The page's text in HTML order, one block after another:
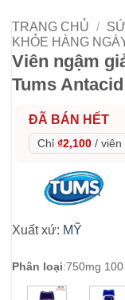
TRANG CHỦ /
KHỎE HÀNG
Viên ngậm
Tums
ĐÃ BÁN HẾT
Chỉ ₫2,100 / viên
Xuất xứ: MỸ
Phân loại:750mg